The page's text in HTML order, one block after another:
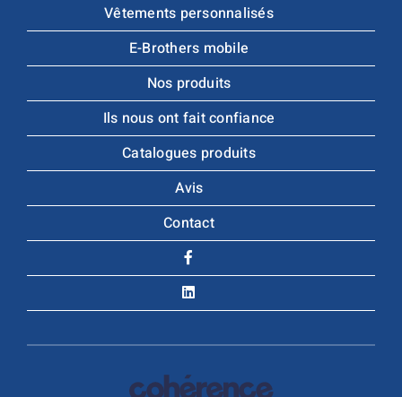
Vêtements personnalisés
E-Brothers mobile
Nos produits
Ils nous ont fait confiance
Catalogues produits
Avis
Contact